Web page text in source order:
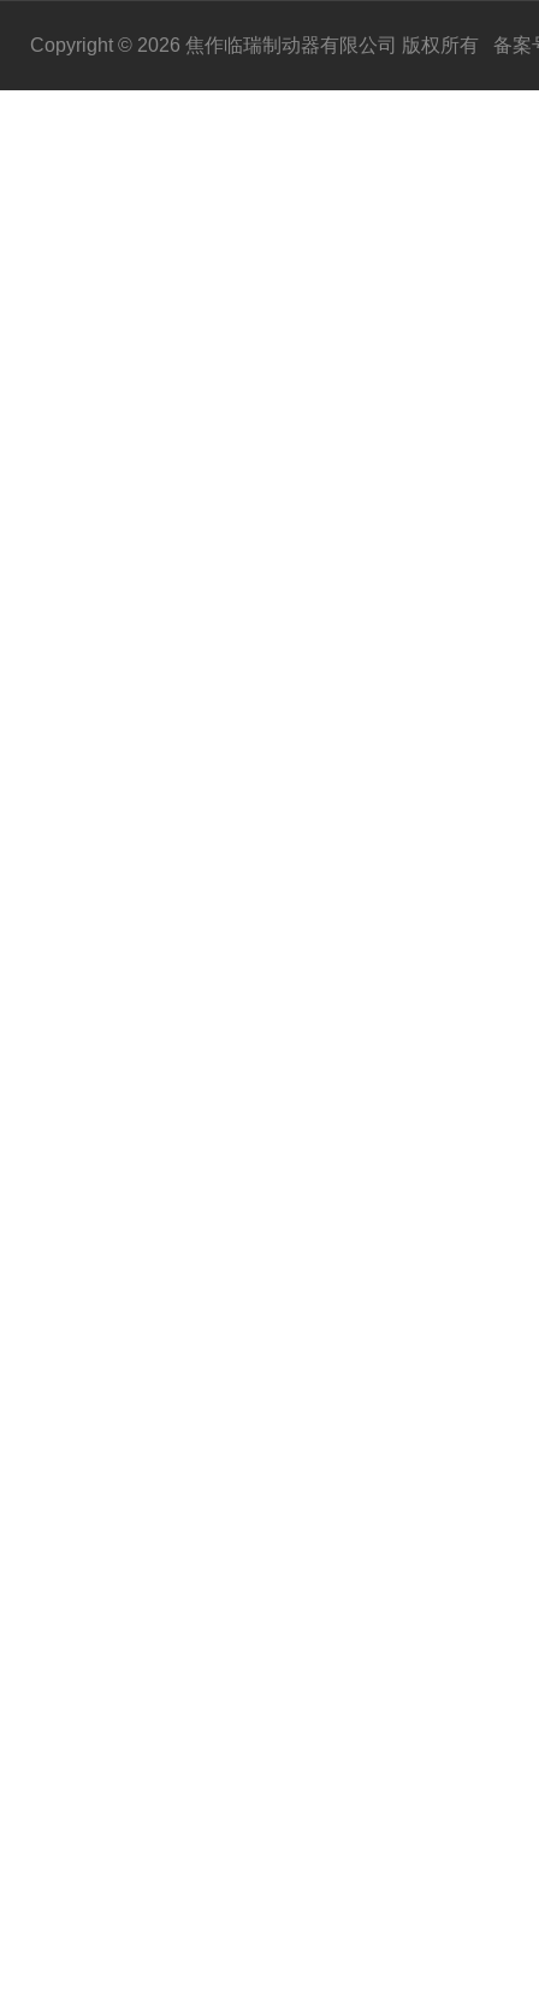
Copyright © 2026 焦作临瑞制动器有限公司 版权所有 备案